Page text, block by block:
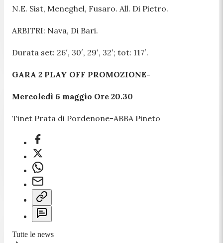
N.E. Sist, Meneghel, Fusaro. All. Di Pietro.
ARBITRI: Nava, Di Bari.
Durata set: 26′, 30′, 29′, 32′; tot: 117′.
GARA 2 PLAY OFF PROMOZIONE-
Mercoledì 6 maggio Ore 20.30
Tinet Prata di Pordenone-ABBA Pineto
Tutte le news